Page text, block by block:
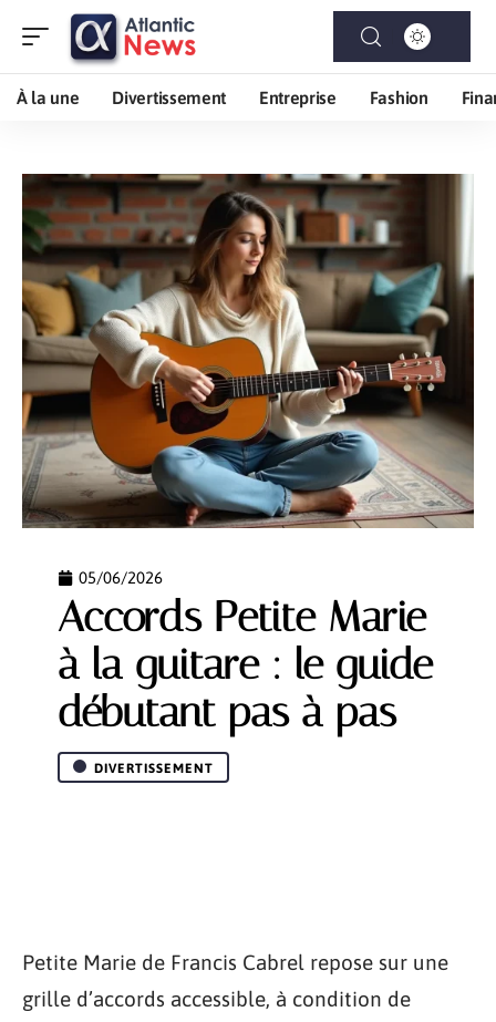
À la une Divertissement Entreprise Fashion
05/06/2026
Accords Petite Marie
à la guitare : le guide
débutant pas à pas
DIVERTISSEMENT
Petite Marie de Francis Cabrel repose sur une
grille d’accords accessible, à condition de